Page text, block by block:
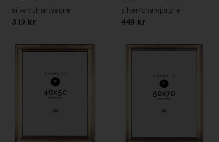
silver/champagne
319 kr
silver/champagne
449 kr